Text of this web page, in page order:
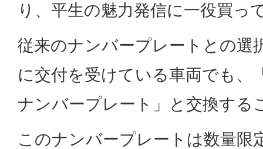
り、平生の魅力発信に一役買っ
従来のナンバープレートとの選
に交付を受けている車両でも、
ナンバープレート」と交換する
このナンバープレートは数量限